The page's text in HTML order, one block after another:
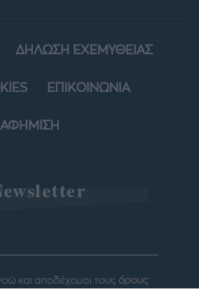
ΔΗΛΩΣΗ ΕΧΕΜΥΘΕΙΑΣ
ΕΠΙΚΟΙΝΩΝΙΑ
και αποδέχομαι τους όρους